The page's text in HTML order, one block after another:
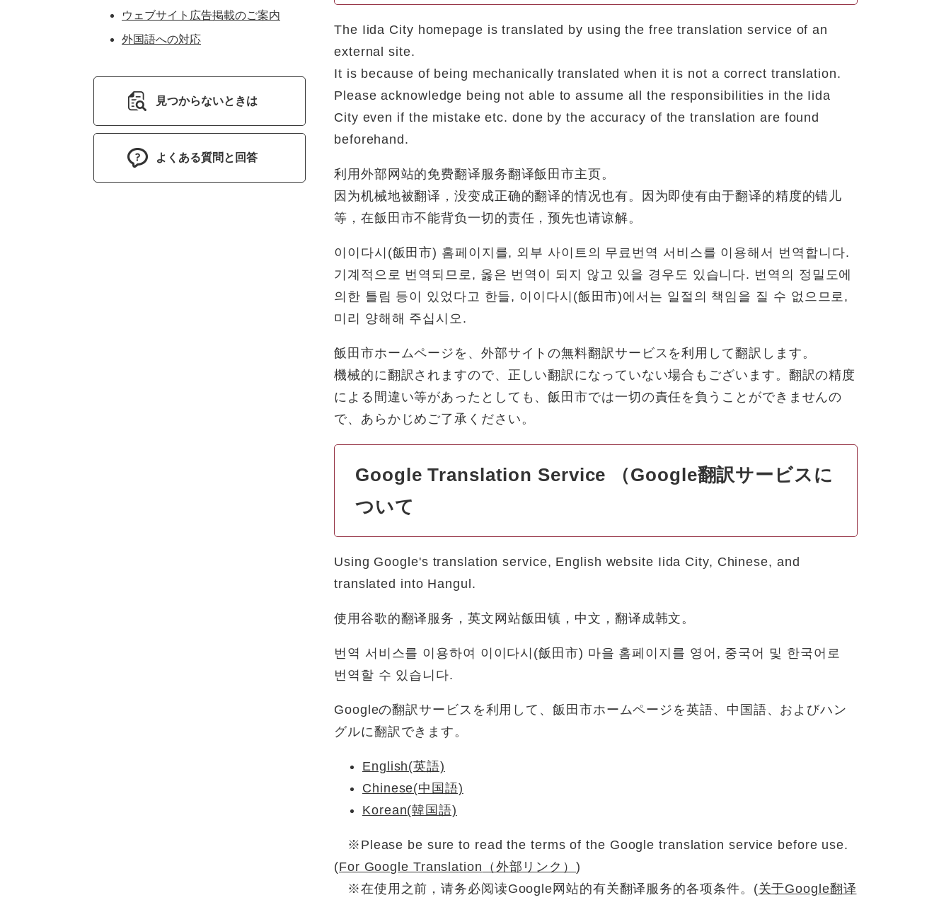
The Iida City homepage is translated by using the free translation service of an
external site.
It is because of being mechanically translated when it is not a correct translation.
Please acknowledge being not able to assume all the responsibilities in the Iida
City even if the mistake etc. done by the accuracy of the translation are found
beforehand.
利用外部网站的免费翻译服务翻译飯田市主页。
因为机械地被翻译，没变成正确的翻译的情况也有。因为即使有由于翻译的精度的错儿
等，在飯田市不能背负一切的责任，预先也请谅解。
이이다시(飯田市) 홈페이지를, 외부 사이트의 무료번역 서비스를 이용해서 번역합니다.
기계적으로 번역되므로, 옳은 번역이 되지 않고 있을 경우도 있습니다. 번역의 정밀도에
의한 틀림 등이 있었다고 한들, 이이다시(飯田市)에서는 일절의 책임을 질 수 없으므로,
미리 양해해 주십시오.
飯田市ホームページを、外部サイトの無料翻訳サービスを利用して翻訳します。
機械的に翻訳されますので、正しい翻訳になっていない場合もございます。翻訳の精度
による間違い等があったとしても、飯田市では一切の責任を負うことができませんの
で、あらかじめご了承ください。
Google Translation Service （Google翻訳サービスに
ついて
Using Google's translation service, English website Iida City, Chinese, and
translated into Hangul.
使用谷歌的翻译服务，英文网站飯田镇，中文，翻译成韩文。
번역 서비스를 이용하여 이이다시(飯田市) 마을 홈페이지를 영어, 중국어 및 한국어로
번역할 수 있습니다.
Googleの翻訳サービスを利用して、飯田市ホームページを英語、中国語、およびハン
グルに翻訳できます。
English(英語)
Chinese(中国語)
Korean(韓国語)
※Please be sure to read the terms of the Google translation service before use.
(For Google Translation （外部リンク）)
※在使用之前，请务必阅读Google网站的有关翻译服务的各项条件。(关于Google翻译
ウェブサイト広告掲載のご案内
外国語への対応
見つからないときは
よくある質問と回答